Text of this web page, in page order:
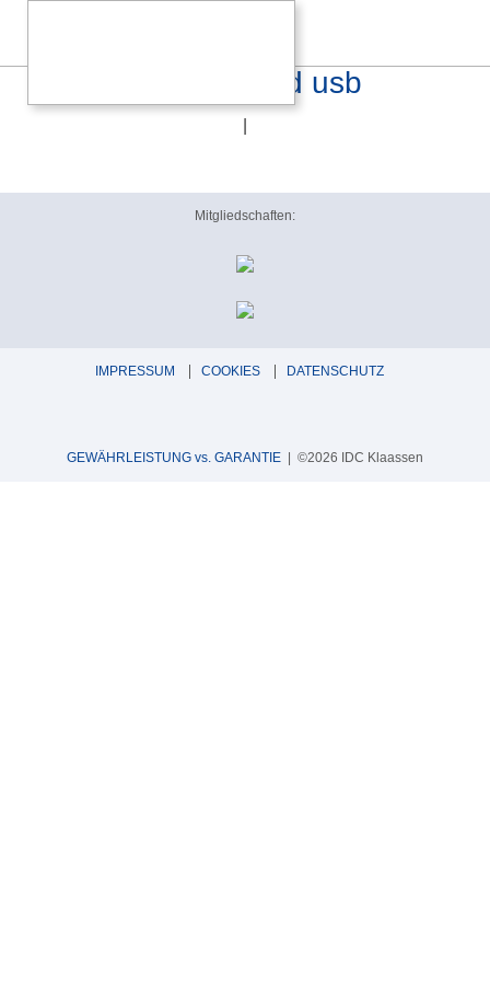
galvanically isolated usb
Mitgliedschaften:
IMPRESSUM COOKIES DATENSCHUTZ
GEWÄHRLEISTUNG vs. GARANTIE | ©2026 IDC Klaassen